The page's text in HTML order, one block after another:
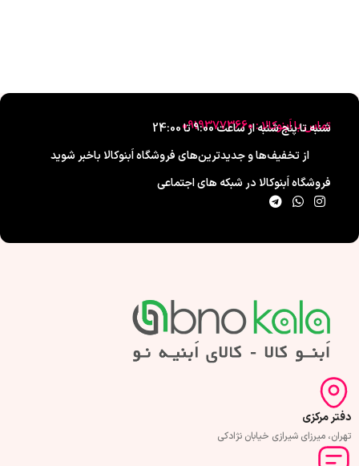
تماس با اَبنوکالا : 09193773660
شنبه تا پنج شنبه از ساعت 9:00 تا 24:00
از تخفیف‌ها و جدیدترین‌های فروشگاه اَبنوکالا باخبر شوید
فروشگاه اَبنوکالا در شبکه های اجتماعی
دفتر مرکزی
تهران، میرزای شیرازی خیابان نژادکی